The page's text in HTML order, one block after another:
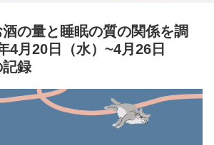
の量と睡眠の質の関係を調
4月20日（水）~4月26日
記録